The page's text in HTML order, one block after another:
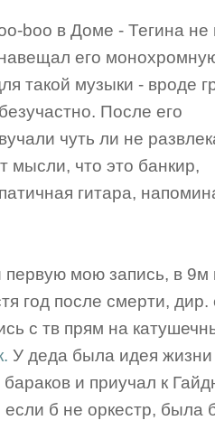
boo в Доме - Тегина не
его
такой музыки - вроде
После его
чуть ли не
мысли, что это банкир,
гитара,
мою запись, в 9м
год после смерти, дир.
с тв прям на
У деда была идея жизни
и приучал к
б не оркестр, была